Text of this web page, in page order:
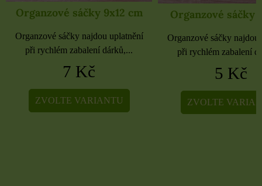
Organzové sáčky 9x12 cm
Organzové sáčky najdou uplatnění
při rychlém zabalení dárků,...
7 Kč
ZVOLTE VARIANTU
Organzové sáčky
Organzové sáčky najdou
při rychlém zabalení
5 Kč
ZVOLTE